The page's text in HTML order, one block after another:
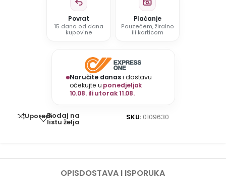
Povrat
15 dana od dana
kupovine
Plaćanje
Pouzećem, žiralno
ili karticom
Naručite danasi dostavu
očekujte u ponedjeljak
10.08. ili utorak 11.08.
UporediDodaj na
listu želja
SKU: 0109630
OPISDOSTAVA I ISPORUKA